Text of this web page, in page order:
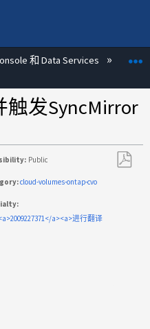
和 Data Services
发SyncMirror
Public
cloud-volumes-ontap-cvo
a><a>进行翻译